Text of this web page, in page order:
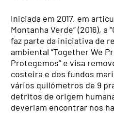
Iniciada em 2017, em
Montanha Verde” (2016), a
faz parte da iniciativa de
ambiental “Together We
Protegemos” e visa
costeira e dos fundos
vários quilómetros de 9
detritos de origem
deveriam encontrar nos